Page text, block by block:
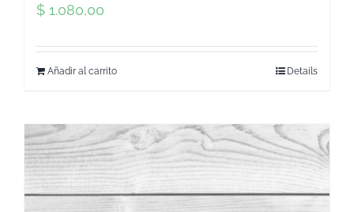
$ 1.080,00
Añadir al carrito Details